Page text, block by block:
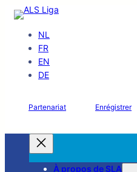
NL
FR
EN
DE
Partenariat Enrégistrer
À propos de SLA